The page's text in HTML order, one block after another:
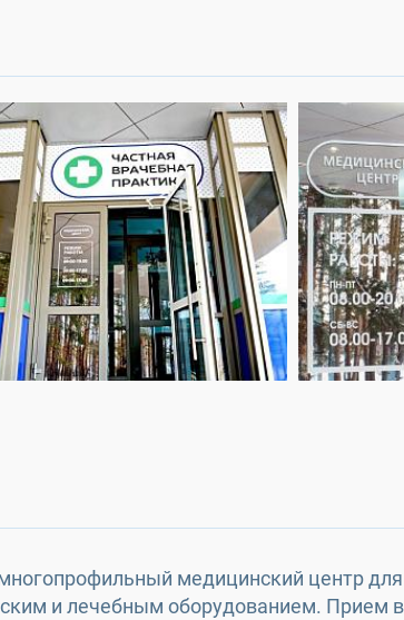
медицинский центр
и лечебным оборудованием. Прием